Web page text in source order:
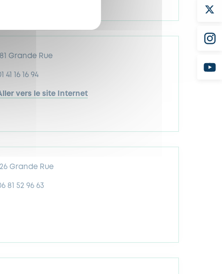
181 Grande Rue
41 16 16 94
vers le site Internet
126 Grande Rue
81 52 96 63